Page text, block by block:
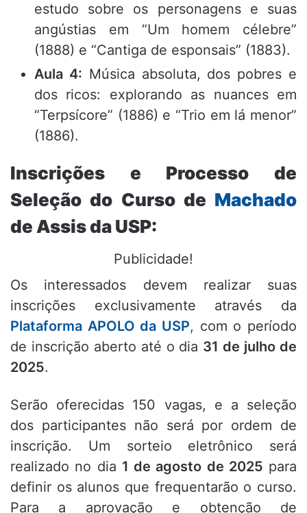
estudo sobre os personagens e suas
angústias em “Um homem célebre”
(1888) e “Cantiga de esponsais” (1883).
Aula 4: Música absoluta, dos pobres e
dos ricos: explorando as nuances em
“Terpsícore” (1886) e “Trio em lá menor”
(1886).
Inscrições e Processo de
Seleção do Curso de Machado
de Assis da USP:
Publicidade!
Os interessados devem realizar suas
inscrições exclusivamente através da
Plataforma APOLO da USP, com o período
de inscrição aberto até o dia 31 de julho de
2025.
Serão oferecidas 150 vagas, e a seleção
dos participantes não será por ordem de
inscrição. Um sorteio eletrônico será
realizado no dia 1 de agosto de 2025 para
definir os alunos que frequentarão o curso.
Para a aprovação e obtenção de